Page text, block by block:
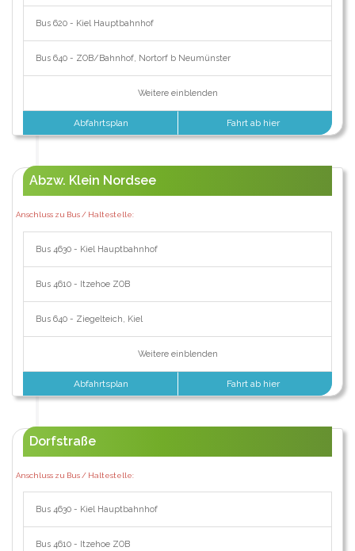
Bus 620 - Kiel Hauptbahnhof
Bus 640 - ZOB/Bahnhof, Nortorf b Neumünster
Weitere einblenden
Abfahrtsplan Fahrt ab hier
Abzw. Klein Nordsee
Anschluss zu Bus / Haltestelle:
Bus 4630 - Kiel Hauptbahnhof
Bus 4610 - Itzehoe ZOB
Bus 640 - Ziegelteich, Kiel
Weitere einblenden
Abfahrtsplan Fahrt ab hier
Dorfstraße
Anschluss zu Bus / Haltestelle:
Bus 4630 - Kiel Hauptbahnhof
Bus 4610 - Itzehoe ZOB